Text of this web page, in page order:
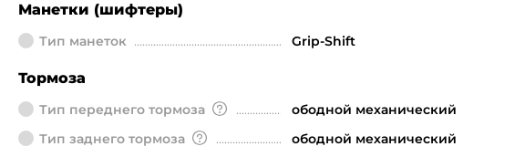
Манетки (шифтеры)
Тип манеток Grip-Shift
Тормоза
Тип переднего тормоза
ободной механический
Тип заднего тормоза
ободной механический